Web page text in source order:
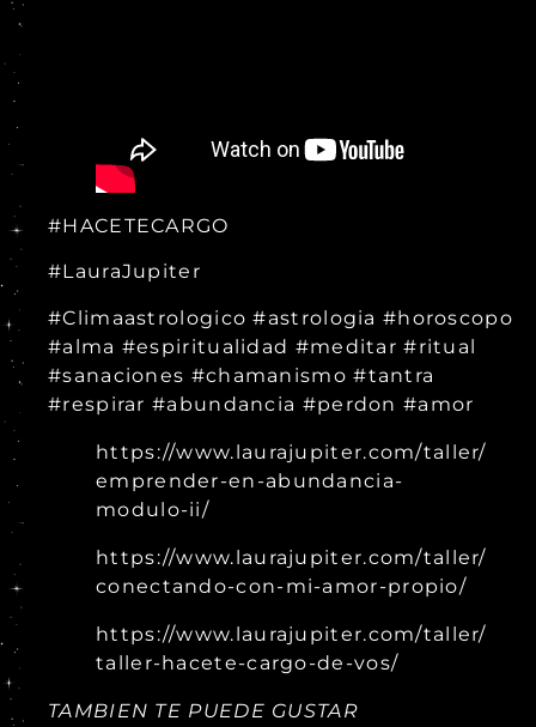
#HACETECARGO
#LauraJupiter
#Climaastrologico #astrologia #horoscopo
#alma #espiritualidad #meditar #ritual
#sanaciones #chamanismo #tantra
#respirar #abundancia #perdon #amor
https://www.laurajupiter.com/taller/
emprender-en-abundancia-
modulo-ii/
https://www.laurajupiter.com/taller/
conectando-con-mi-amor-propio/
https://www.laurajupiter.com/taller/
taller-hacete-cargo-de-vos/
TAMBIEN TE PUEDE GUSTAR